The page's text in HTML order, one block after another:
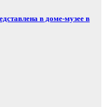
в доме-музее в